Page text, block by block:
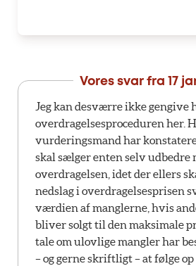
Vores svar fra 17
Jeg kan desværre ikke gengive
overdragelsesproceduren her.
vurderingsmand har
skal sælger enten selv udbedre
overdragelsen, idet der ellers
nedslag i overdragelsesprisen
værdien af manglerne, hvis
bliver solgt til den maksimale
tale om ulovlige mangler har
– og gerne skriftligt – at følge op